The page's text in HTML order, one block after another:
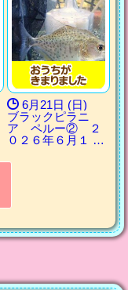
6月21日 (日)
ブラックピラニ
ア ペルー② ２
０２６年６月１ …